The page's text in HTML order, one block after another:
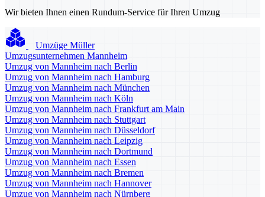
Wir bieten Ihnen einen Rundum-Service für Ihren Umzug
Umzüge Müller
Umzugsunternehmen Mannheim
Umzug von Mannheim nach Berlin
Umzug von Mannheim nach Hamburg
Umzug von Mannheim nach München
Umzug von Mannheim nach Köln
Umzug von Mannheim nach Frankfurt am Main
Umzug von Mannheim nach Stuttgart
Umzug von Mannheim nach Düsseldorf
Umzug von Mannheim nach Leipzig
Umzug von Mannheim nach Dortmund
Umzug von Mannheim nach Essen
Umzug von Mannheim nach Bremen
Umzug von Mannheim nach Hannover
Umzug von Mannheim nach Nürnberg